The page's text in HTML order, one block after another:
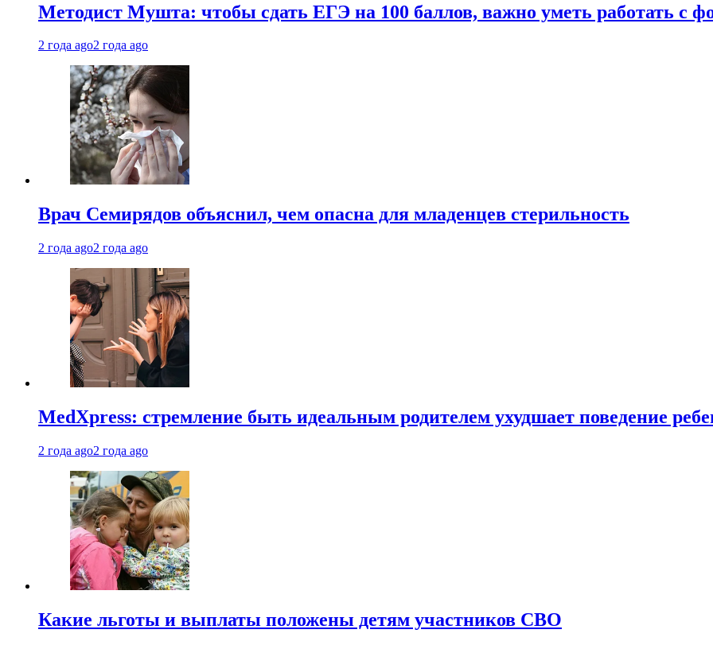
Методист Мушта: чтобы сдать ЕГЭ на 100 баллов, важно уметь работать с
2 года ago2 года ago
Врач Семирядов объяснил, чем опасна для младенцев стерильность
2 года ago2 года ago
MedXpress: стремление быть идеальным родителем ухудшает поведение
2 года ago2 года ago
Какие льготы и выплаты положены детям участников СВО